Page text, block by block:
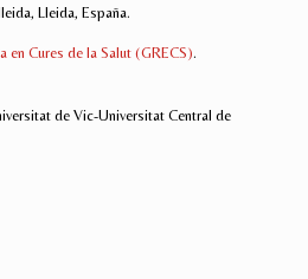
Lleida, España.
en Cures de la Salut (GRECS).
de Vic-Universitat Central de